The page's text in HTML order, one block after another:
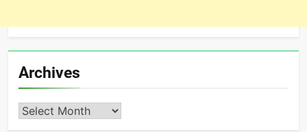
Archives
Archives